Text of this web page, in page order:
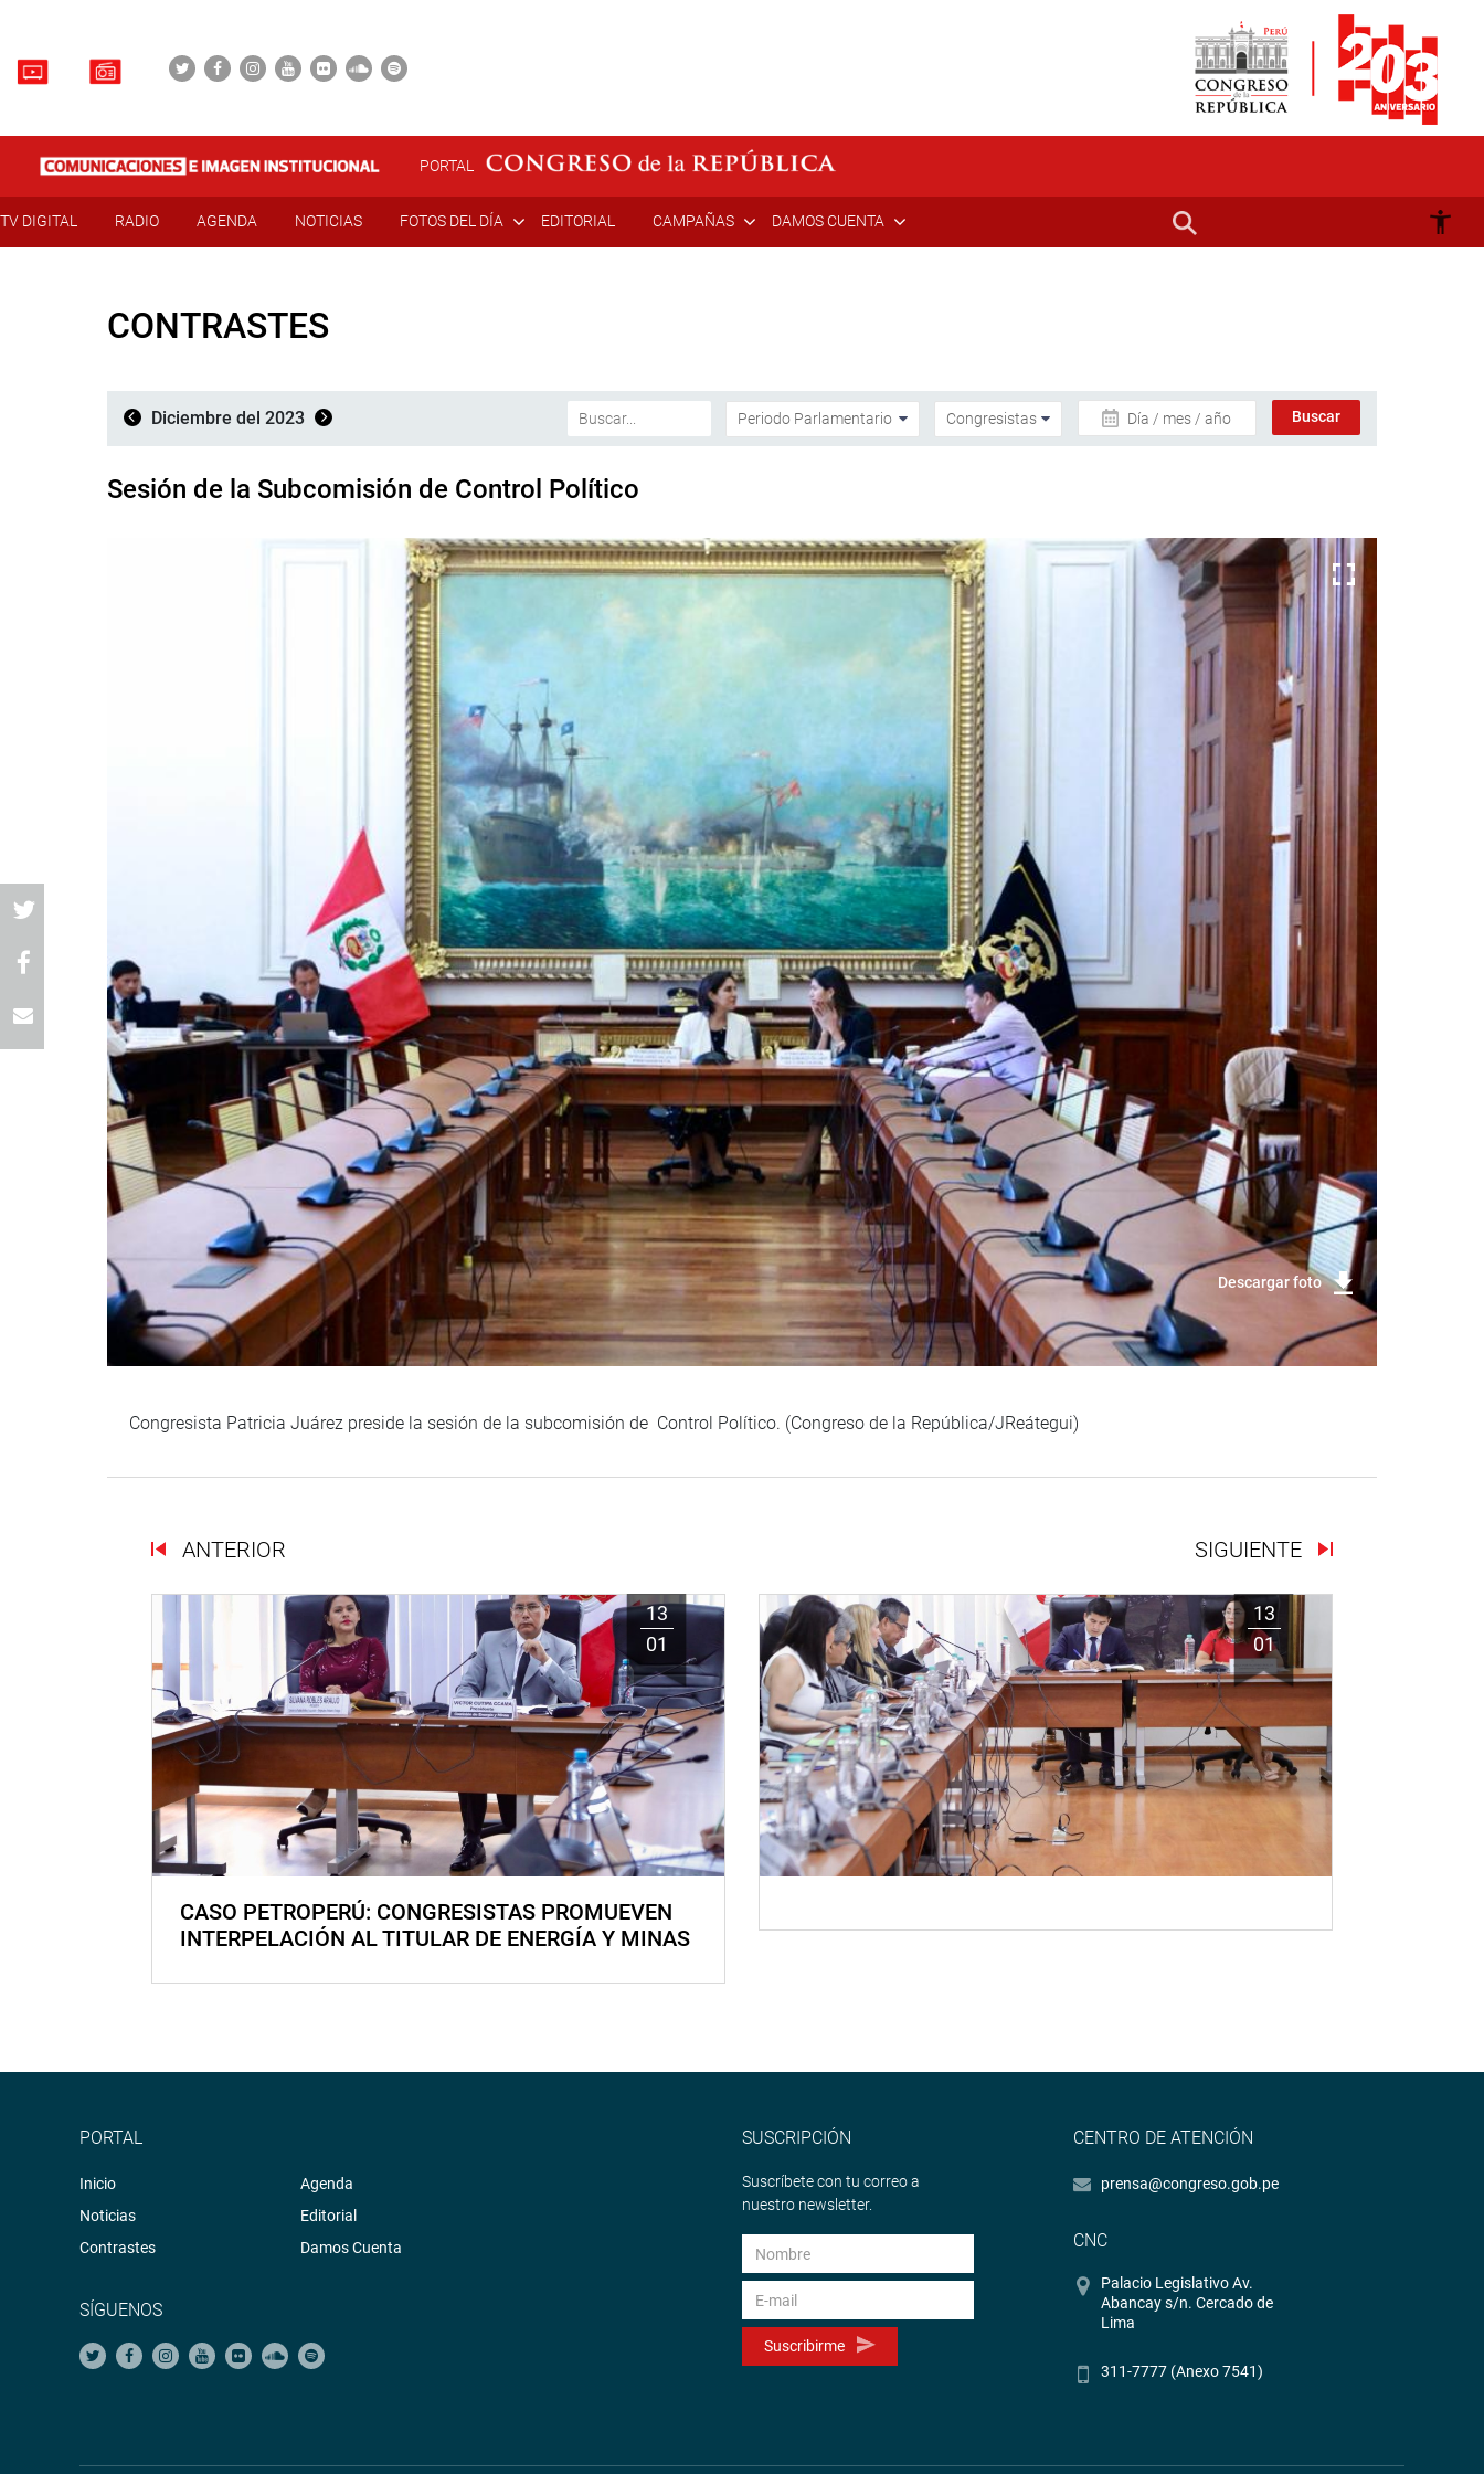
PORTAL
TV DIGITAL RADIO AGENDA NOTICIAS FOTOS DEL DÍA EDITORIAL CAMPAÑAS DAMOS CUENTA
CONTRASTES
Diciembre del 2023 Día / mes / año
Sesión de la Subcomisión de Control Político
Descargar foto
Congresista Patricia Juárez preside la sesión de la subcomisión de Control Político. (Congreso de la República/JReátegui)
ANTERIOR SIGUIENTE
13
01
CASO PETROPERÚ: CONGRESISTAS PROMUEVEN
INTERPELACIÓN AL TITULAR DE ENERGÍA Y MINAS
13
01
PORTAL
Inicio
Noticias
Contrastes
Agenda
Editorial
Damos Cuenta
SÍGUENOS
SUSCRIPCIÓN
Suscríbete con tu correo a
nuestro newsletter.
Suscribirme
CENTRO DE ATENCIÓN
prensa@congreso.gob.pe
CNC
Palacio Legislativo Av.
Abancay s/n. Cercado de
Lima
311-7777 (Anexo 7541)